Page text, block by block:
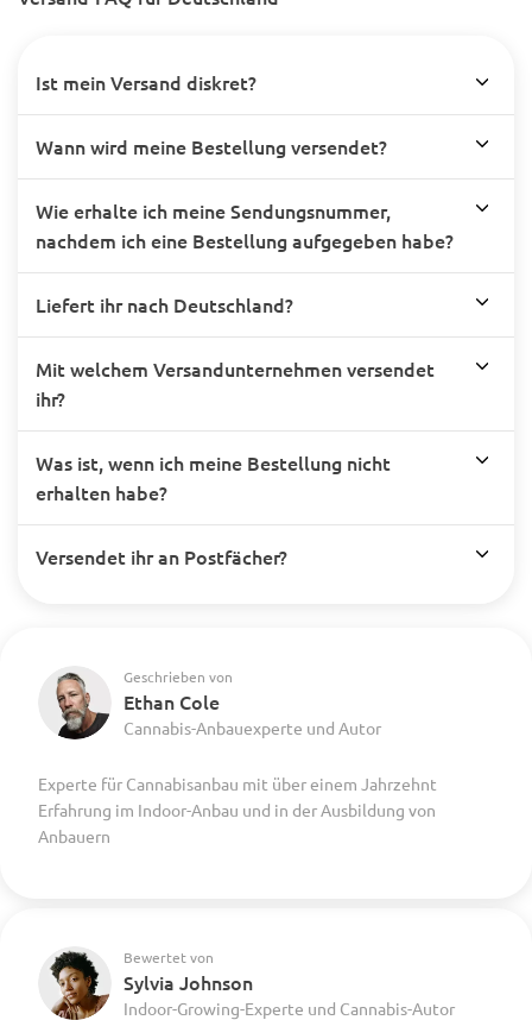
Ist mein Versand diskret?
Wann wird meine Bestellung versendet?
Wie erhalte ich meine Sendungsnummer,
nachdem ich eine Bestellung aufgegeben habe?
Liefert ihr nach Deutschland?
Mit welchem Versandunternehmen versendet
ihr?
Was ist, wenn ich meine Bestellung nicht
erhalten habe?
Versendet ihr an Postfächer?
Geschrieben von
Ethan Cole
Cannabis-Anbauexperte und Autor
Experte für Cannabisanbau mit über einem Jahrzehnt
Erfahrung im Indoor-Anbau und in der Ausbildung von
Anbauern
Bewertet von
Sylvia Johnson
Indoor-Growing-Experte und Cannabis-Autor